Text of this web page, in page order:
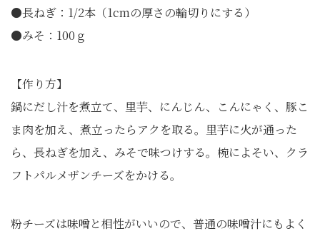
●長ねぎ：1/2本（1cmの厚さの輪切りにする）
●みそ：100ｇ
【作り方】
鍋にだし汁を煮立て、里芋、にんじん、こんにゃく、豚こ
ま肉を加え、煮立ったらアクを取る。里芋に火が通った
ら、長ねぎを加え、みそで味つけする。椀によそい、クラ
フトパルメザンチーズをかける。
粉チーズは味噌と相性がいいので、普通の味噌汁にもよく